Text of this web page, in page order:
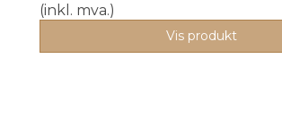
(inkl. mva.)
Vis produkt